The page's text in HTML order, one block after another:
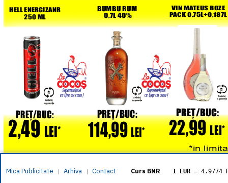
Mica Publicitate | Arhiva | Contact Curs BNR 1 EUR = 4.9774